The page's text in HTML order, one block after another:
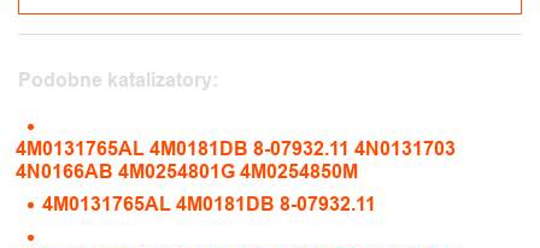
Podobne katalizatory:
4M0131765AL 4M0181DB 8-07932.11 4N0131703
4N0166AB 4M0254801G 4M0254850M
4M0131765AL 4M0181DB 8-07932.11